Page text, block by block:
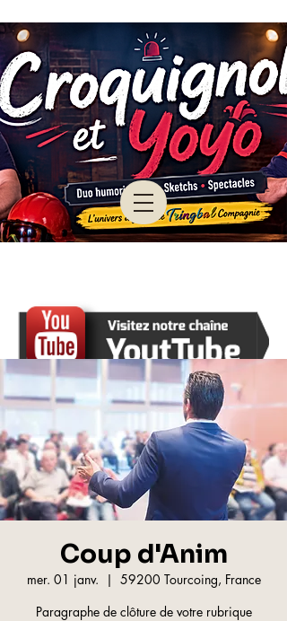
Coup d'Anim
mer. 01 janv.
  |
59200 Tourcoing, France
Paragraphe de clôture de votre rubrique